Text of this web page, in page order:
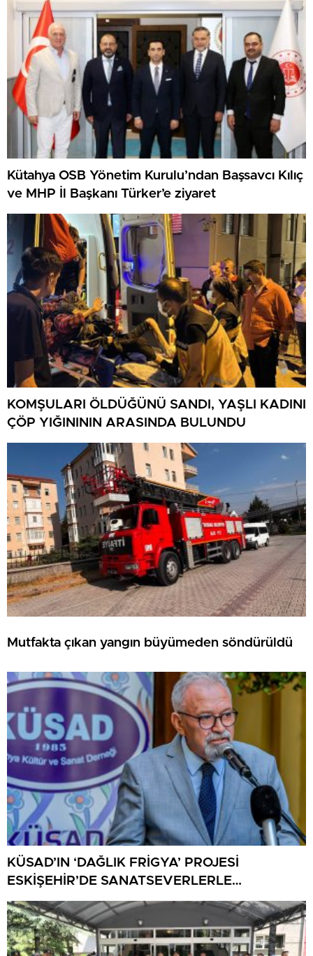
Kütahya OSB Yönetim Kurulu’ndan Başsavcı Kılıç
ve MHP İl Başkanı Türker’e ziyaret
KOMŞULARI ÖLDÜĞÜNÜ SANDI, YAŞLI KADINI
ÇÖP YIĞINININ ARASINDA BULUNDU
Mutfakta çıkan yangın büyümeden söndürüldü
KÜSAD’IN ‘DAĞLIK FRİGYA’ PROJESİ
ESKİŞEHİR’DE SANATSEVERLERLE
BULUŞUYOR